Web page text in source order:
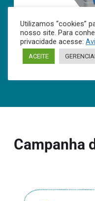
Campanha
Utilizamos “cookies”
nosso site. Para
privacidade acesse:
ACEITE